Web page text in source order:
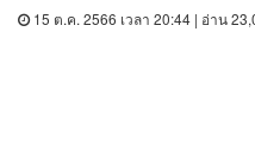
15 ต.ค. 2566 เวลา 20:44 | อ่าน